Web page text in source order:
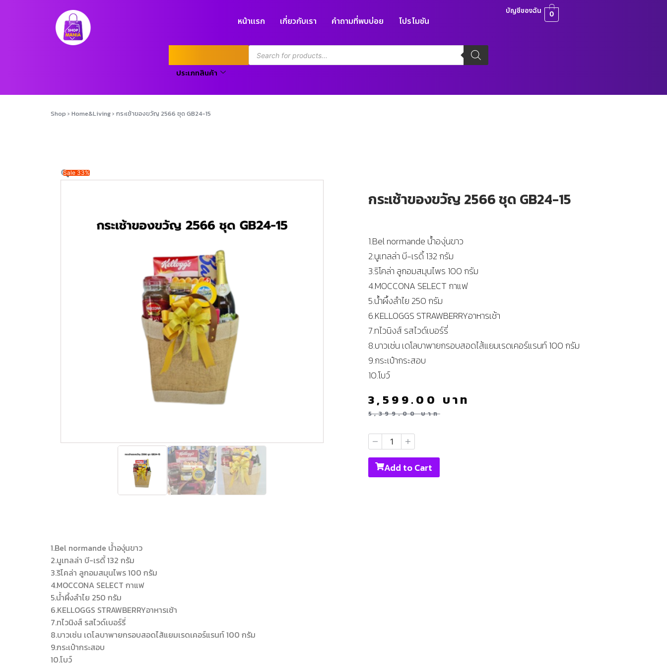
หน้าแรก เกี่ยวกับเรา คำถามที่พบบ่อย โปรโมชัน
ประเภทสินค้า
บัญชีของฉัน 0
Shop › Home&Living› กระเช้าของขวัญ 2566 ชุด GB24-15
Sale 33%
กระเช้าของขวัญ 2566 ชุด GB24-15
1.Bel normande น้ำองุ่นขาว
2.นูเทลล่า บี-เรดี้ 132 กรัม
3.ริโคล่า ลูกอมสมุนไพร 100 กรัม
4.MOCCONA SELECT กาแฟ
5.น้ำผึ้งลำไย 250 กรัม
6.KELLOGGS STRAWBERRYอาหารเช้า
7.ทไวนิงส์ รสไวด์เบอร์รี่
8.บาวเซ่น เดโลบาพายกรอบสอดไส้แยมเรดเคอร์แรนท์ 100 กรัม
9.กระเป๋ากระสอบ
10.โบว์
5,399.00บาท
3,599.00 บาท
Add to Cart
1.Bel normande น้ำองุ่นขาว
2.นูเทลล่า บี-เรดี้ 132 กรัม
3.ริโคล่า ลูกอมสมุนไพร 100 กรัม
4.MOCCONA SELECT กาแฟ
5.น้ำผึ้งลำไย 250 กรัม
6.KELLOGGS STRAWBERRYอาหารเช้า
7.ทไวนิงส์ รสไวด์เบอร์รี่
8.บาวเซ่น เดโลบาพายกรอบสอดไส้แยมเรดเคอร์แรนท์ 100 กรัม
9.กระเป๋ากระสอบ
10.โบว์